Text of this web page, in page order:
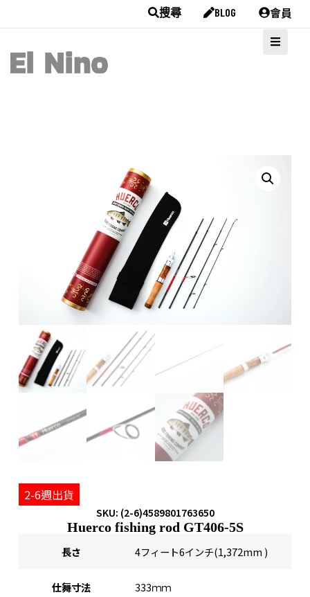
搜尋 BLOG 會員
2-6週出貨
SKU: (2-6)4589801763650
Huerco fishing rod GT406-5S
長さ 4フィート6インチ(1,372mm )
仕舞寸法 333ｍｍ